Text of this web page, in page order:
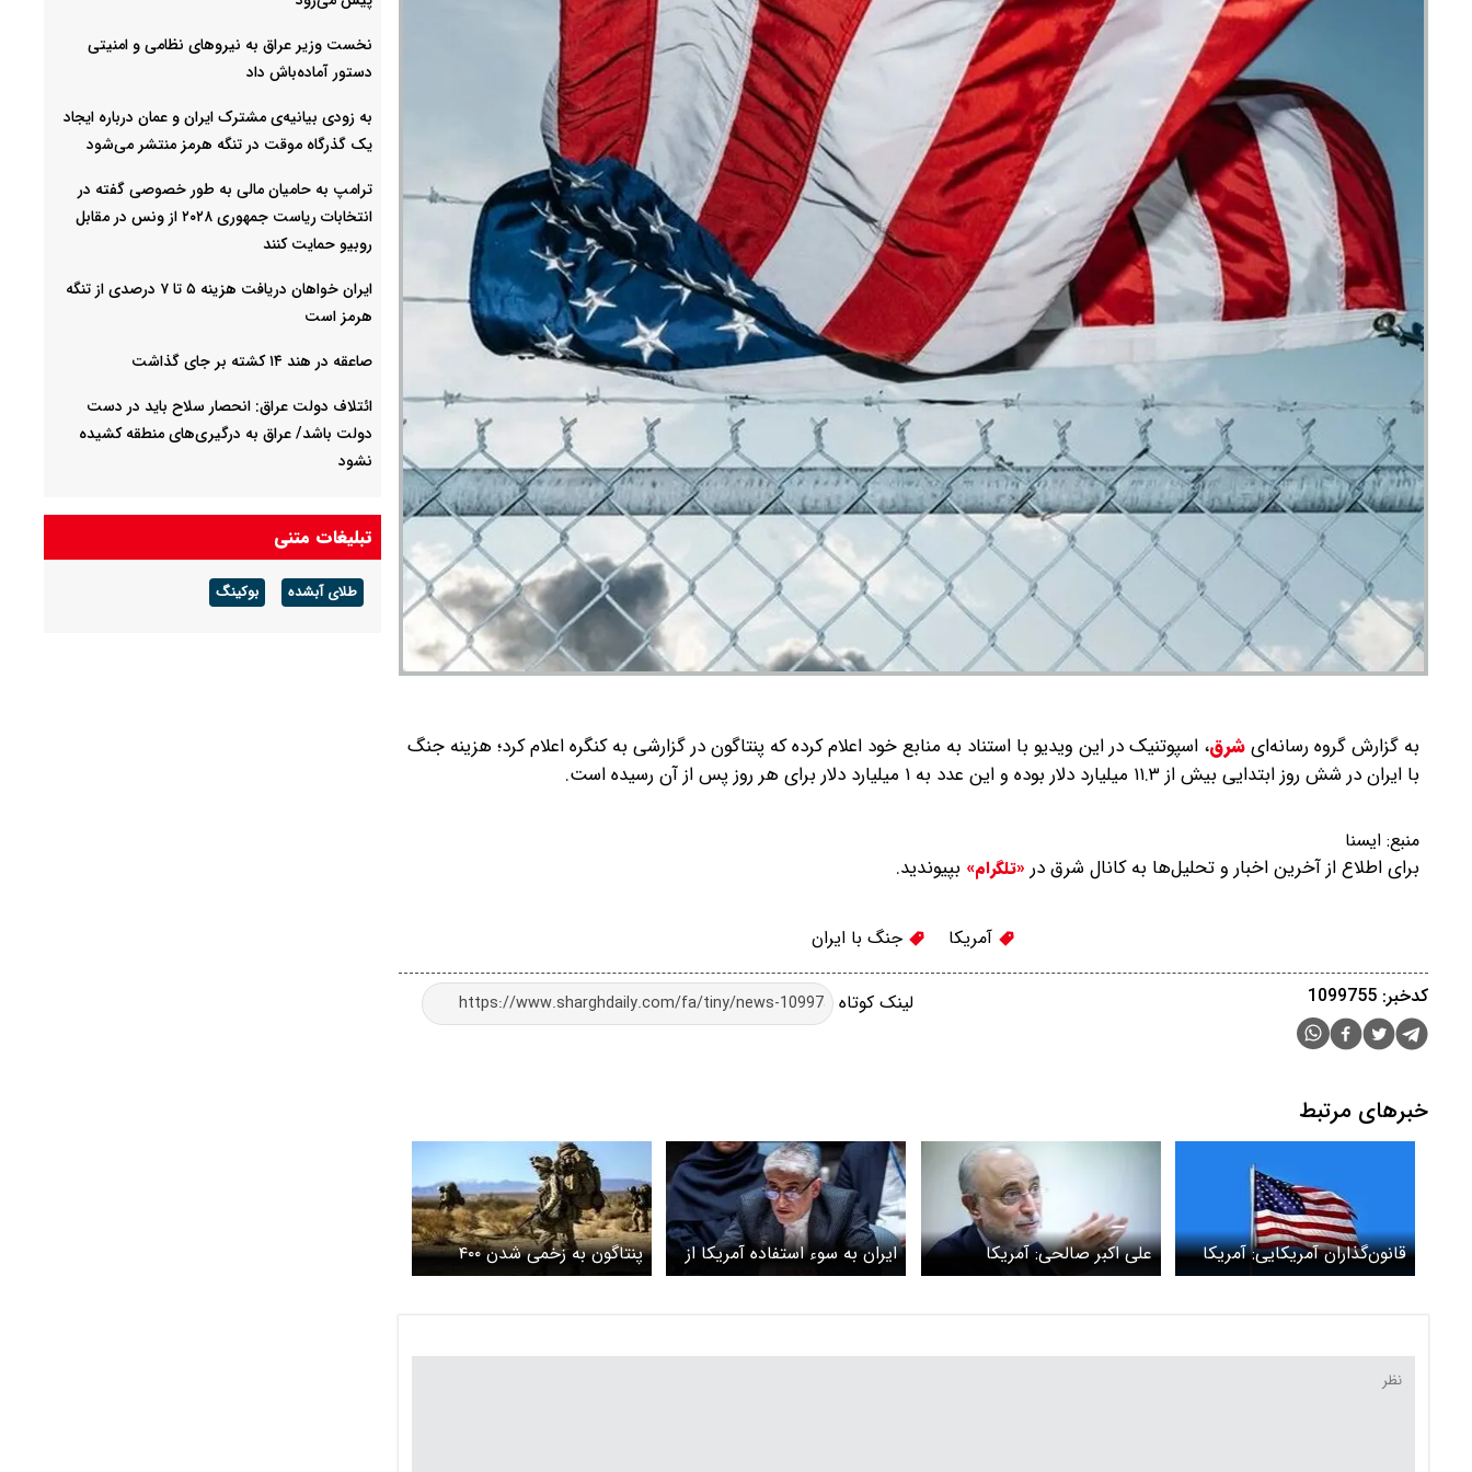
به گزارش گروه رسانه‌ایشرق، اسپوتنیک در این ویدیو با استناد به منابع خود اعلام کرده که پنتاگون در گزارشی به کنگره اعلام کرد؛ هزینه جنگ
با ایران در شش روز ابتدایی بیش از ۱۱.۳ میلیارد دلار بوده و این عدد به ۱ میلیارد دلار برای هر روز پس از آن رسیده است.
منبع: ايسنا
برای اطلاع از آخرین اخبار و تحلیل‌ها به کانال شرق در «تلگرام» بپیوندید.
آمریکا جنگ با ایران
لینک کوتاه کدخبر: 1099755
خبرهای مرتبط
قانون‌گذاران آمریکایی: آمریکا
نباید وارد جنگ با ایران شود
علی اکبر صالحی: آمریکا
خواهان جنگ با ایران نیست؛
ایران به سوء استفاده آمریکا از
خاک و آسمان ۵ کشور اعتراض
پنتاگون به زخمی شدن ۴۰۰
سرباز آمریکایی در جنگ با ایران
نخست وزیر عراق به نیروهای نظامی و امنیتی
دستور آماده‌باش داد
به زودی بیانیه‌ی مشترک ایران و عمان درباره ایجاد
یک گذرگاه موقت در تنگه هرمز منتشر می‌شود
ترامپ به حامیان مالی به طور خصوصی گفته در
انتخابات ریاست جمهوری ۲۰۲۸ از ونس در مقابل
روبیو حمایت کنند
ایران خواهان دریافت هزینه ۵ تا ۷ درصدی از تنگه
هرمز است
صاعقه در هند ۱۴ کشته بر جای گذاشت
ائتلاف دولت عراق: انحصار سلاح باید در دست
دولت باشد/ عراق به درگیری‌های منطقه کشیده
نشود
روستای اشغال شده‌ و توقف حملات هوایی اسرائیل
است
سازمان سیا کارگروه محرمانه‌ای برای افزایش فشار بر
تبلیغات متنی
طلای آبشده بوکینگ